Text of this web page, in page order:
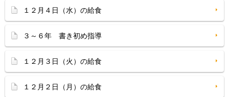
１２月４日（水）の給食
３～６年 書き初め指導
１２月３日（火）の給食
１２月２日（月）の給食